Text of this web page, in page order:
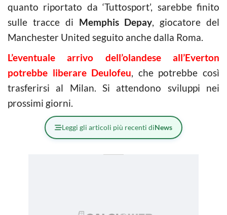
quanto riportato da ‘Tuttosport’, sarebbe finito
sulle tracce di Memphis Depay, giocatore del
Manchester United seguito anche dalla Roma.
L’eventuale arrivo dell’olandese all’Everton
potrebbe liberare Deulofeu, che potrebbe così
trasferirsi al Milan. Si attendono sviluppi nei
prossimi giorni.
Leggi gli articoli più recenti diNews